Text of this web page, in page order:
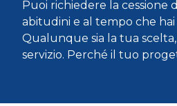
Puoi richiedere la cessione
abitudini e al tempo che hai
Qualunque sia la tua
servizio. Perché il tuo